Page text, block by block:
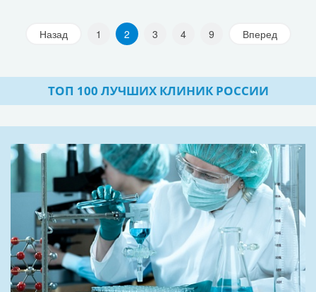
Назад 1 2 3 4 9 Вперед
ТОП 100 ЛУЧШИХ КЛИНИК РОССИИ